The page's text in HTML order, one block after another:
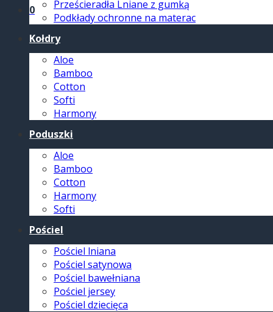
0
Prześcieradła Lniane z gumką
Podkłady ochronne na materac
Kołdry
Aloe
Bamboo
Cotton
Softi
Harmony
Poduszki
Aloe
Bamboo
Cotton
Harmony
Softi
Pościel
Pościel lniana
Pościel satynowa
Pościel bawełniana
Pościel jersey
Pościel dziecięca